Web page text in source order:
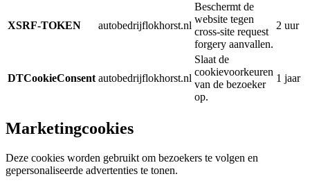
XSRF-TOKEN autobedrijflokhorst.nl
Beschermt de
website tegen
cross-site request
forgery aanvallen.
2 uur
DTCookieConsent autobedrijflokhorst.nl
Slaat de
cookievoorkeuren
van de bezoeker
op.
1 jaar
Marketingcookies
Deze cookies worden gebruikt om bezoekers te volgen en
gepersonaliseerde advertenties te tonen.